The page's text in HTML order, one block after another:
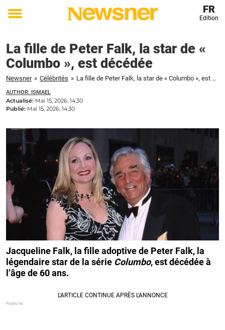
Toggle
FR
Edition
La fille de Peter Falk, la star de «
Columbo », est décédée
Newsner » Célébrités » La fille de Peter Falk, la star de « Columbo », est décédée
AUTHOR: ISMAEL
Actualisé: Mai 15, 2026, 14:30
Publié: Mai 15, 2026, 14:30
Jacqueline Falk, la fille adoptive de Peter Falk, la
légendaire star de la série Columbo, est décédée à
l’âge de 60 ans.